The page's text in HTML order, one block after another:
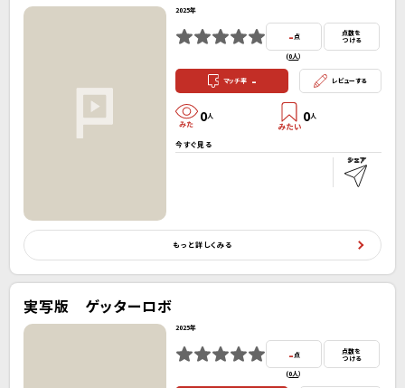
2025年
-点
(0人）
点数を
つける
マッチ率 - レビューする
0人 0人
今すぐ見る
もっと詳しくみる
実写版 ゲッターロボ
2025年
- 点
(0人）
点数を
つける